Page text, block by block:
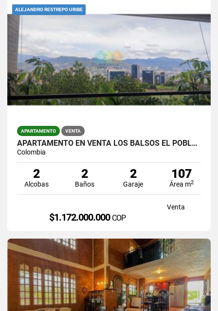
ALEJANDRO RESTREPO URIBE
APARTAMENTO VENTA
APARTAMENTO EN VENTA LOS BALSOS EL POBLADO
Colombia
2
Alcobas
2
Baños
2
Garaje
107
Área m2
Venta
$1.172.000.000 COP